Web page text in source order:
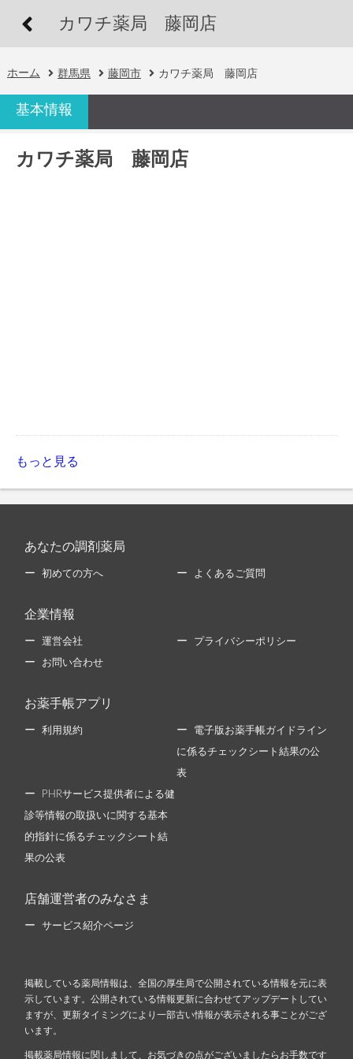
カワチ薬局 藤岡店
ホーム 群馬県 藤岡市 カワチ薬局 藤岡店
基本情報
カワチ薬局 藤岡店
もっと見る
あなたの調剤薬局
初めての方へ よくあるご質問
企業情報
運営会社 プライバシーポリシー
お問い合わせ
お薬手帳アプリ
利用規約 電子版お薬手帳ガイドライン
に係るチェックシート結果の公
表
PHRサービス提供者による健
診等情報の取扱いに関する基本
的指針に係るチェックシート結
果の公表
店舗運営者のみなさま
サービス紹介ページ
掲載している薬局情報は、全国の厚生局で公開されている情報を元に表
示しています。公開されている情報更新に合わせてアップデートしてい
ますが、更新タイミングにより一部古い情報が表示される事ことがござ
います。
掲載薬局情報に関しまして、お気づきの点がございましたらお手数です